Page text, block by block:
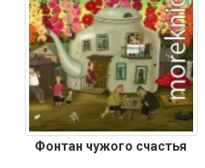
Фонтан чужого счастья